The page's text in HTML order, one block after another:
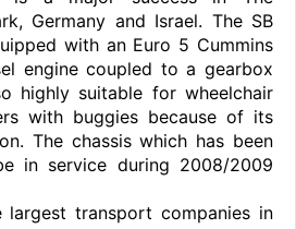
Germany and Israel. The SB
with an Euro 5 Cummins
engine coupled to a gearbox
highly suitable for wheelchair
with buggies because of its
The chassis which has been
in service during 2008/2009
transport companies in